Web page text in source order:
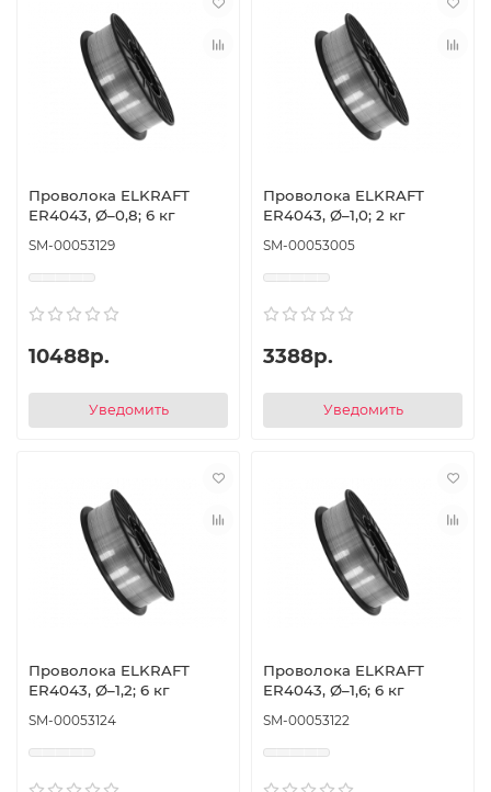
Проволока ELKRAFT
ER4043, Ø–0,8; 6 кг
SM-00053129
10488р.
Уведомить
Проволока ELKRAFT
ER4043, Ø–1,0; 2 кг
SM-00053005
3388р.
Уведомить
Проволока ELKRAFT
ER4043, Ø–1,2; 6 кг
SM-00053124
Проволока ELKRAFT
ER4043, Ø–1,6; 6 кг
SM-00053122